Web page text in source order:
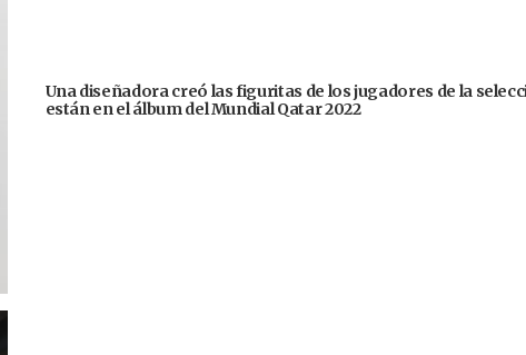
Una diseñadora creó las figuritas de los jugadores de la
están en el álbum del Mundial Qatar 2022